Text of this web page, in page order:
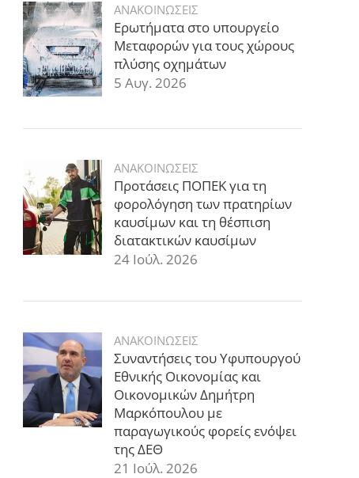
ΑΝΑΚΟΙΝΩΣΕΙΣ
Ερωτήματα στο υπουργείο
Μεταφορών για τους χώρους
πλύσης οχημάτων
5 Αυγ. 2026
ΑΝΑΚΟΙΝΩΣΕΙΣ
Προτάσεις ΠΟΠΕΚ για τη
φορολόγηση των πρατηρίων
καυσίμων και τη θέσπιση
διατακτικών καυσίμων
24 Ιούλ. 2026
ΑΝΑΚΟΙΝΩΣΕΙΣ
Συναντήσεις του Υφυπουργού
Εθνικής Οικονομίας και
Οικονομικών Δημήτρη
Μαρκόπουλου με
παραγωγικούς φορείς ενόψει
της ΔΕΘ
21 Ιούλ. 2026